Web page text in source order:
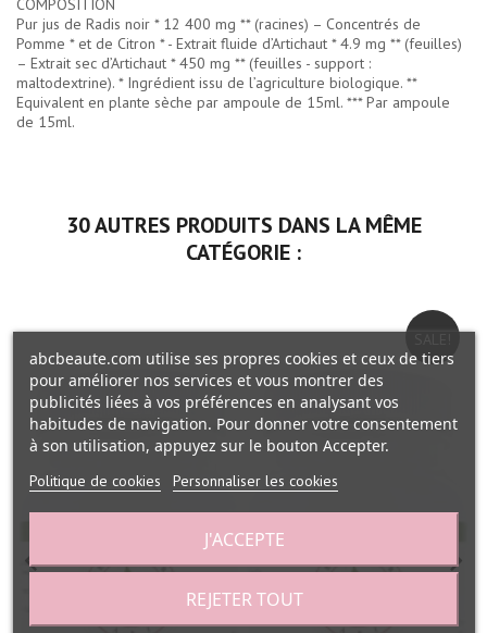
COMPOSITION
Pur jus de Radis noir * 12 400 mg ** (racines) – Concentrés de
Pomme * et de Citron * - Extrait fluide d’Artichaut * 4.9 mg ** (feuilles)
– Extrait sec d’Artichaut * 450 mg ** (feuilles - support :
maltodextrine). * Ingrédient issu de l’agriculture biologique. **
Equivalent en plante sèche par ampoule de 15ml. *** Par ampoule
de 15ml.
30 AUTRES PRODUITS DANS LA MÊME
CATÉGORIE :
abcbeaute.com utilise ses propres cookies et ceux de tiers
pour améliorer nos services et vous montrer des
publicités liées à vos préférences en analysant vos
habitudes de navigation. Pour donner votre consentement
à son utilisation, appuyez sur le bouton Accepter.
Politique de cookies Personnaliser les cookies
REJETER TOUT
J'ACCEPTE